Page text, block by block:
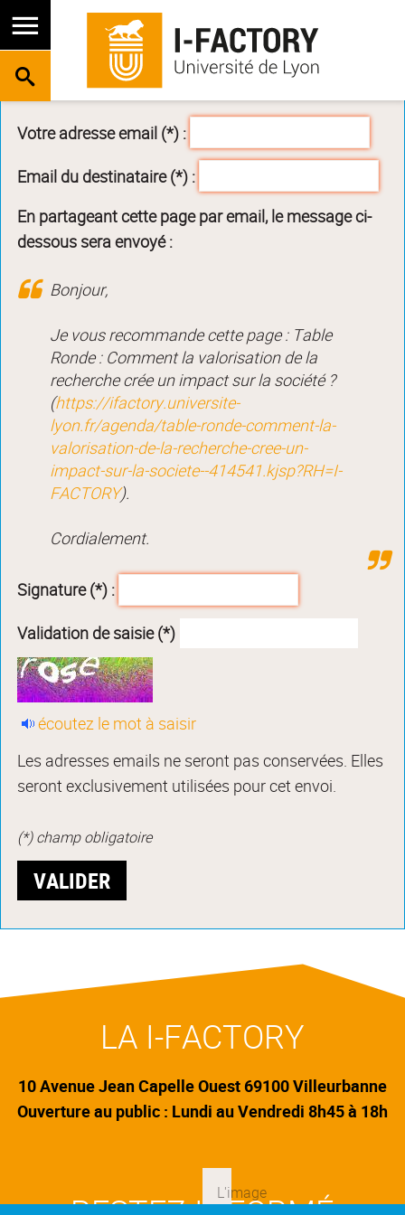
RECHERCHE
Votre adresse email (*) :
Email du destinataire (*) :
En partageant cette page par email, le message ci-
dessous sera envoyé :
Bonjour,
Je vous recommande cette page : Table
Ronde : Comment la valorisation de la
recherche crée un impact sur la société ?
(https://ifactory.universite-
lyon.fr/agenda/table-ronde-comment-la-
valorisation-de-la-recherche-cree-un-
impact-sur-la-societe--414541.kjsp?RH=I-
FACTORY).
Cordialement.
Signature (*) :
Validation de saisie (*)
écoutez le mot à saisir
Les adresses emails ne seront pas conservées. Elles
seront exclusivement utilisées pour cet envoi.
(*) champ obligatoire
LA I-FACTORY
10 Avenue Jean Capelle Ouest 69100 Villeurbanne
Ouverture au public : Lundi au Vendredi 8h45 à 18h